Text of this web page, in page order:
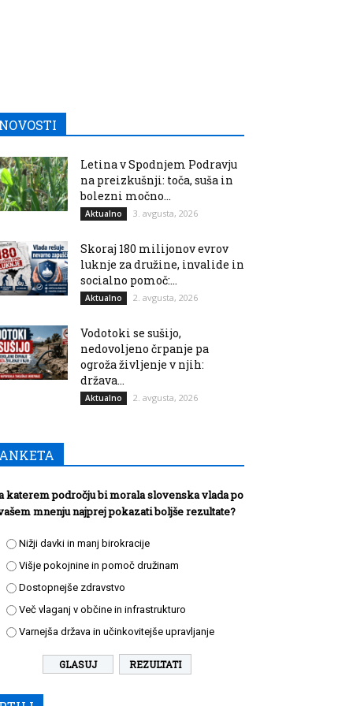
Letina v Spodnjem Podravju
na preizkušnji: toča, suša in
bolezni močno...
Aktualno 3. avgusta, 2026
Skoraj 180 milijonov evrov
luknje za družine, invalide in
socialno pomoč:...
Aktualno 2. avgusta, 2026
Vodotoki se sušijo,
nedovoljeno črpanje pa
ogroža življenje v njih:
država...
Aktualno 2. avgusta, 2026
katerem področju bi morala slovenska vlada po
mnenju najprej pokazati boljše rezultate?
Nižji davki in manj birokracije
Višje pokojnine in pomoč družinam
Dostopnejše zdravstvo
Več vlaganj v občine in infrastrukturo
Varnejša država in učinkovitejše upravljanje
REZULTATI